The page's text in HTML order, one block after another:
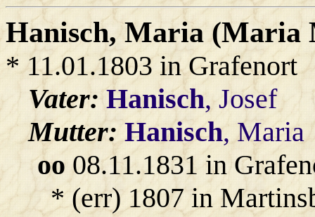
Hanisch, Maria (Maria
* 11.01.1803 in Grafenort
Vater:Hanisch, Josef
Mutter: Hanisch, Maria
oo 08.11.1831 in
* (err) 1807 in